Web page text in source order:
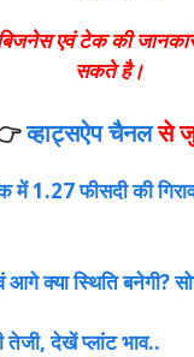
एवं टेक की
सकते है।
व्हाट्सऐप चैनलसे
में 1.27 फीसदी की
क्या स्थिति बनेगी?
तेजी, देखें प्लांट भाव..